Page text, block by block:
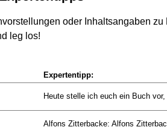
oder Inhaltsangaben zu
leg los!
Expertentipp:
Heute stelle ich euch ein Buch
Alfons Zitterbacke: Alfons